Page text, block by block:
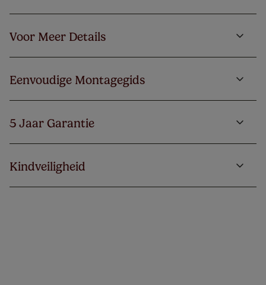
Voor Meer Details
Eenvoudige Montagegids
5 Jaar Garantie
Kindveiligheid